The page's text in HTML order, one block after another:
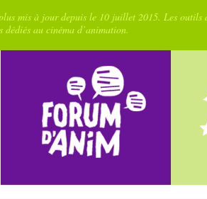
mis à jour depuis le 10 juillet 2015. Les
au cinéma d’animation.